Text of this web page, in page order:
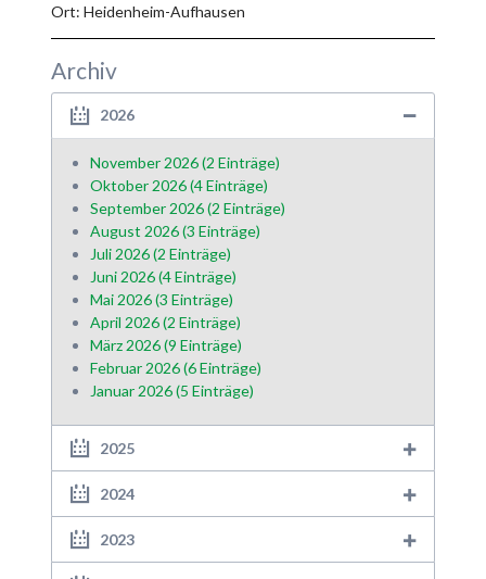
Ort: Heidenheim-Aufhausen
Archiv
2026
November 2026 (2 Einträge)
Oktober 2026 (4 Einträge)
September 2026 (2 Einträge)
August 2026 (3 Einträge)
Juli 2026 (2 Einträge)
Juni 2026 (4 Einträge)
Mai 2026 (3 Einträge)
April 2026 (2 Einträge)
März 2026 (9 Einträge)
Februar 2026 (6 Einträge)
Januar 2026 (5 Einträge)
2025
2024
2023